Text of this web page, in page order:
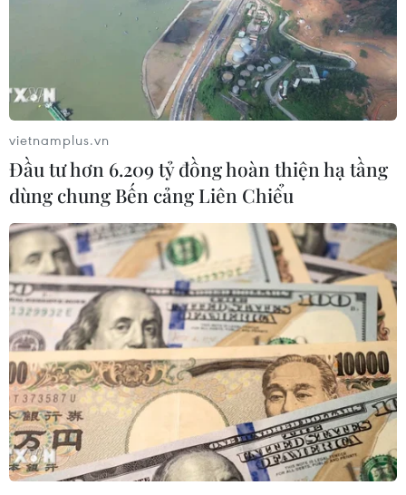
Một loạt các bang của Mỹ ra lệnh người
dân ở nhà vì COVID-19
31/03/2020 00:42
Ngày 30/3, chính quyền các bang Maryland, Virginia
và thủ đô Washington và bang Arizona đã ban hành
lệnh yêu cầu người dân ở trong nhà ngoại trừ trường
hợp thiết yếu vì dịch COVID-19.
vietnamplus.vn
Đầu tư hơn 6.209 tỷ đồng hoàn thiện hạ tầng
dùng chung Bến cảng Liên Chiểu